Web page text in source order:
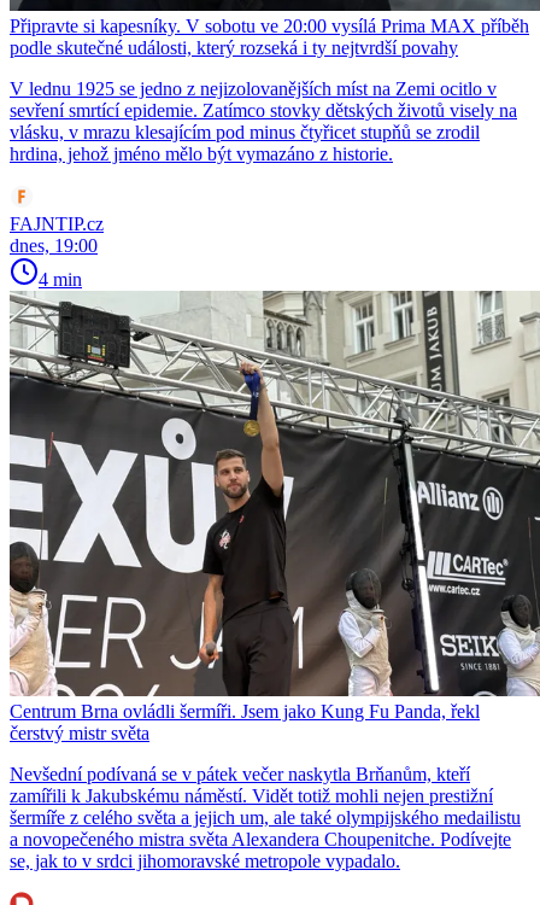
Připravte si kapesníky. V sobotu ve 20:00 vysílá Prima MAX příběh
podle skutečné události, který rozseká i ty nejtvrdší povahy
V lednu 1925 se jedno z nejizolovanějších míst na Zemi ocitlo v
sevření smrtící epidemie. Zatímco stovky dětských životů visely na
vlásku, v mrazu klesajícím pod minus čtyřicet stupňů se zrodil
hrdina, jehož jméno mělo být vymazáno z historie.
FAJNTIP.cz
dnes, 19:00
4 min
Centrum Brna ovládli šermíři. Jsem jako Kung Fu Panda, řekl
čerstvý mistr světa
Nevšední podívaná se v pátek večer naskytla Brňanům, kteří
zamířili k Jakubskému náměstí. Vidět totiž mohli nejen prestižní
šermíře z celého světa a jejich um, ale také olympijského medailistu
a novopečeného mistra světa Alexandera Choupenitche. Podívejte
se, jak to v srdci jihomoravské metropole vypadalo.